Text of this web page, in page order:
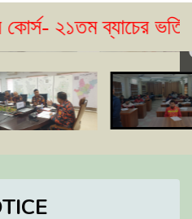
ব্যাচের ভর্তি